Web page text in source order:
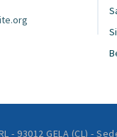
- 93012 GELA (CL) -